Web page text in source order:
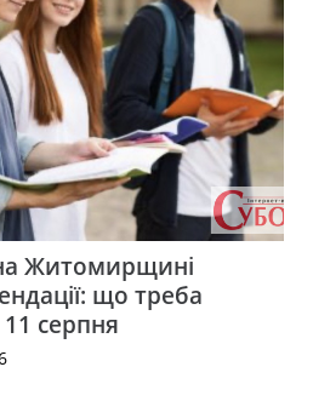
Житомирщині
що треба
серпня